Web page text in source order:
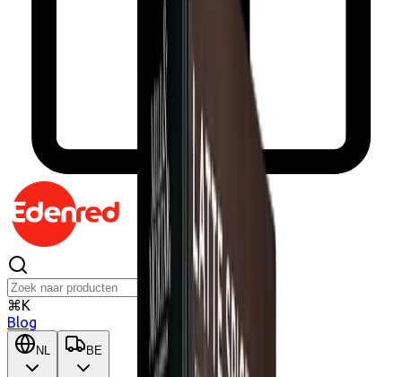
⌘K
Blog
NL BE